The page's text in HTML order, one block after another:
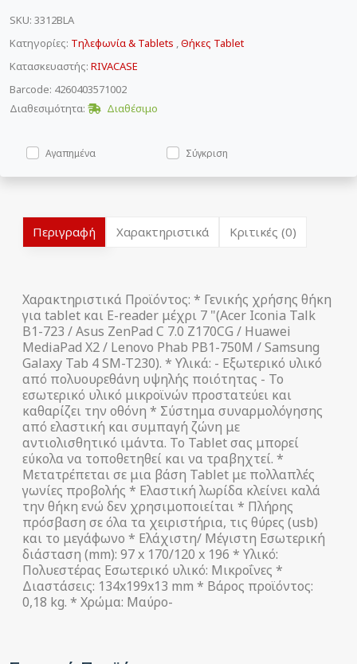
SKU: 3312BLA
Κατηγορίες: Τηλεφωνία & Tablets ,Θήκες Tablet
Κατασκευαστής: RIVACASE
Barcode: 4260403571002
Διαθεσιμότητα:
Διαθέσιμο
Αγαπημένα Σύγκριση
Περιγραφή Χαρακτηριστικά Κριτικές (0)
Χαρακτηριστικά Προϊόντος: * Γενικής χρήσης θήκη
για tablet και E-reader μέχρι 7 "(Acer Iconia Talk
B1-723 / Asus ZenPad C 7.0 Z170CG / Huawei
MediaPad X2 / Lenovo Phab PB1-750M / Samsung
Galaxy Tab 4 SM-T230). * Υλικά: - Εξωτερικό υλικό
από πολυουρεθάνη υψηλής ποιότητας - Το
εσωτερικό υλικό μικροϊνών προστατεύει και
καθαρίζει την οθόνη * Σύστημα συναρμολόγησης
από ελαστική και συμπαγή ζώνη με
αντιολισθητικό ιμάντα. Το Tablet σας μπορεί
εύκολα να τοποθετηθεί και να τραβηχτεί. *
Μετατρέπεται σε μια βάση Tablet με πολλαπλές
γωνίες προβολής * Ελαστική λωρίδα κλείνει καλά
την θήκη ενώ δεν χρησιμοποιείται * Πλήρης
πρόσβαση σε όλα τα χειριστήρια, τις θύρες (usb)
και το μεγάφωνο * Ελάχιστη/ Μέγιστη Εσωτερική
διάσταση (mm): 97 x 170/120 x 196 * Υλικό:
Πολυεστέρας Εσωτερικό υλικό: Μικροΐνες *
Διαστάσεις: 134x199x13 mm * Βάρος προϊόντος:
0,18 kg. * Χρώμα: Μαύρο-